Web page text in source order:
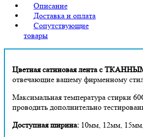
Описание
Доставка и оплата
Сопутствующие
товары
Цветная сатиновая лента с
отвечающие вашему фирменному
Максимальная температура стирки
проводить дополнительно
Доступная ширина: 10мм, 12мм,